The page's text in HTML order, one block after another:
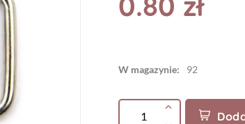
W magazynie: 92